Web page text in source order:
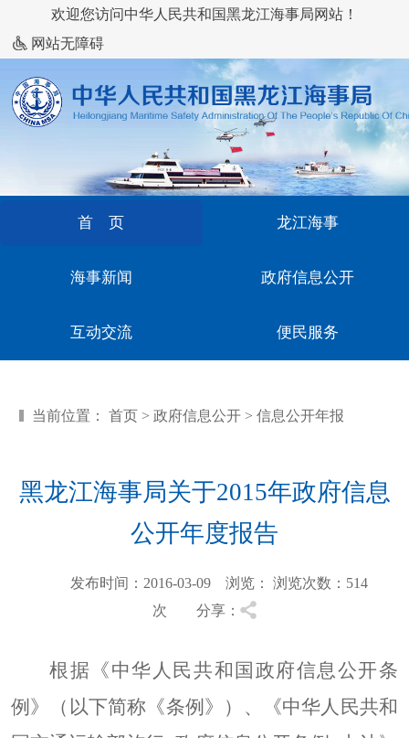
欢迎您访问中华人民共和国黑龙江海事局网站！
网站无障碍
首 页 龙江海事
海事新闻 政府信息公开
互动交流 便民服务
当前位置： 首页 > 政府信息公开 > 信息公开年报
黑龙江海事局关于2015年政府信息
公开年度报告
发布时间：2016-03-09 浏览： 浏览次数：514
次 分享：
根据《中华人民共和国政府信息公开条
例》（以下简称《条例》）、《中华人民共和